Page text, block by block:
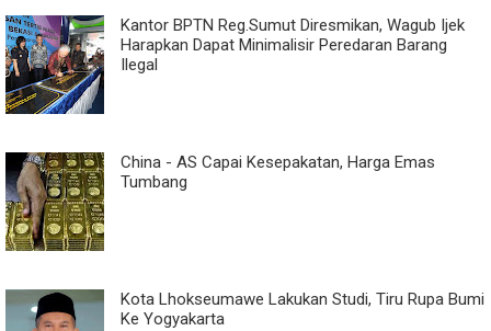
Kantor BPTN Reg.Sumut Diresmikan, Wagub Ijek
Harapkan Dapat Minimalisir Peredaran Barang
Ilegal
China - AS Capai Kesepakatan, Harga Emas
Tumbang
Kota Lhokseumawe Lakukan Studi, Tiru Rupa Bumi
Ke Yogyakarta